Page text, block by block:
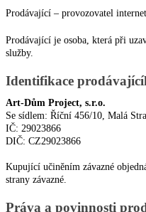
Prodávající – provozovatel
Prodávající je osoba, která při
služby.
Identifikace
Art-Dům Project, s.r.o.
Se sídlem: Říční 456/10, Malá
IČ: 29023866
DIČ: CZ29023866
Kupující učiněním závazné
strany závazné.
Práva a povinnosti